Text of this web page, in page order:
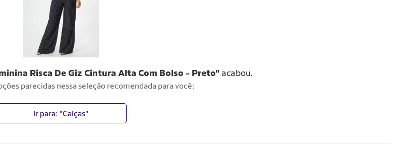
Risca De Giz Cintura Alta Com Bolso - Preto"acabou.
parecidas nessa seleção recomendada para você:
Ir para: "Calças"